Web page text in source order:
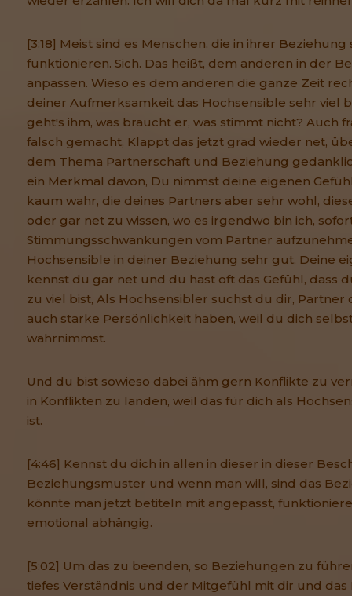
[3:18] Meist sind es Menschen, die in ihrer
funktionieren. Sich. Das heißt, dem anderen in der
anpassen. Wieso es dem anderen die ganze Zeit
deiner Aufmerksamkeit das Hochsensible sehr viel
geht's ihm, was braucht er, was stimmt nicht? Auch
falsch gemacht, Klappt das jetzt grad wieder net,
dem Thema Partnerschaft und Beziehung
ein Merkmal davon, Du nimmst deine eigenen
kaum wahr, die deines Partners aber sehr wohl,
oder gar net zu wissen, wo es irgendwo bin ich,
Stimmungsschwankungen vom Partner
Hochsensible in deiner Beziehung sehr gut, Deine
kennst du gar net und du hast oft das Gefühl, dass
zu viel bist, Als Hochsensibler suchst du dir, Partner
auch starke Persönlichkeit haben, weil du dich
wahrnimmst.
Und du bist sowieso dabei ähm gern Konflikte zu
in Konflikten zu landen, weil das für dich als
ist.
[4:46] Kennst du dich in allen in dieser in dieser
Beziehungsmuster und wenn man will, sind das
könnte man jetzt betiteln mit angepasst,
emotional abhängig.
[5:02] Um das zu beenden, so Beziehungen zu
tiefes Verständnis und der Mitgefühl mit dir und